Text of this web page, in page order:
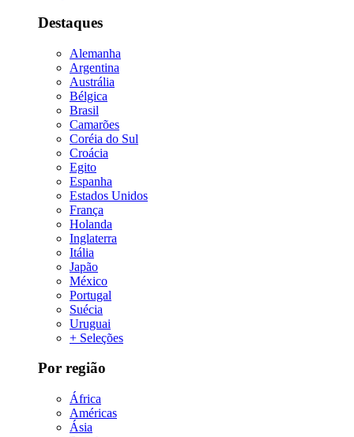
Destaques
Alemanha
Argentina
Austrália
Bélgica
Brasil
Camarões
Coréia do Sul
Croácia
Egito
Espanha
Estados Unidos
França
Holanda
Inglaterra
Itália
Japão
México
Portugal
Suécia
Uruguai
+ Seleções
Por região
África
Américas
Ásia